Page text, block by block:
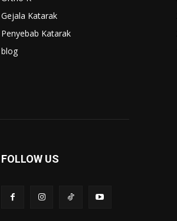
Gejala Katarak
Penyebab Katarak
blog
FOLLOW US